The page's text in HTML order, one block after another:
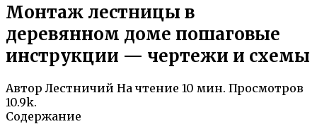
Монтаж лестницы в
деревянном доме пошаговые
инструкции — чертежи и схемы
Автор Лестничий На чтение 10 мин. Просмотров
10.9k.
Содержание